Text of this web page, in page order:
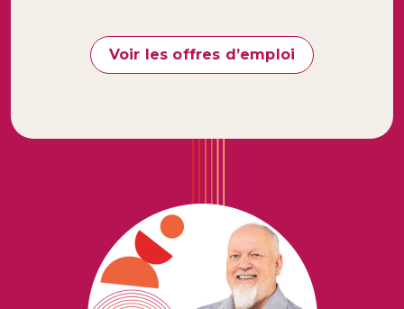
Voir les offres d’emploi